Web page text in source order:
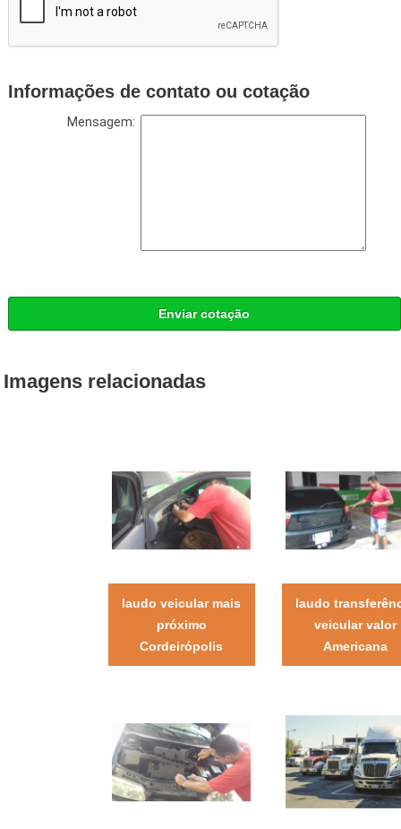
Informações de contato ou cotação
Mensagem:
Enviar cotação
Imagens relacionadas
laudo veicular mais
próximo
Cordeirópolis
laudo
veicular valor
Americana